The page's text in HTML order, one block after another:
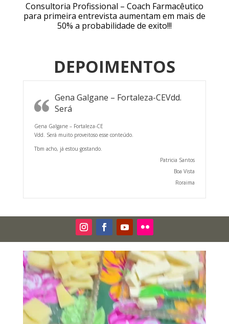
Consultoria Profissional – Coach Farmacêutico
para primeira entrevista aumentam em mais de
50% a probabilidade de exito!!!
DEPOIMENTOS
Gena Galgane – Fortaleza-CEVdd.
Será
Gena Galgane – Fortaleza-CE
Vdd. Será muito proveitoso esse conteúdo.
Tbm acho, já estou gostando.
Patricia Santos
Boa Vista
Roraima